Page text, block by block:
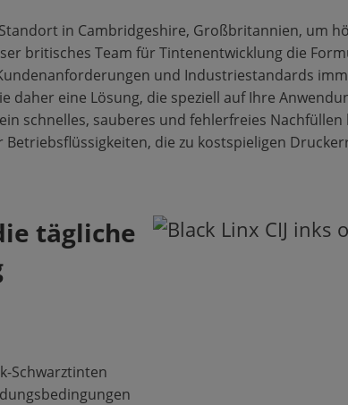
in Cambridgeshire, Großbritannien, um
britisches Team für Tintenentwicklung die
und Industriestandards
daher eine Lösung, die speziell auf Ihre
schnelles, sauberes und fehlerfreies
die zu kostspieligen
tägliche
Schwarztinten